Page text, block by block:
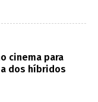
cinema para
dos híbridos